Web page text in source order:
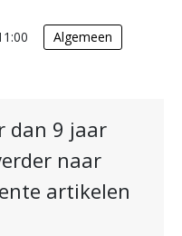
Algemeen
dan 9 jaar
naar
artikelen